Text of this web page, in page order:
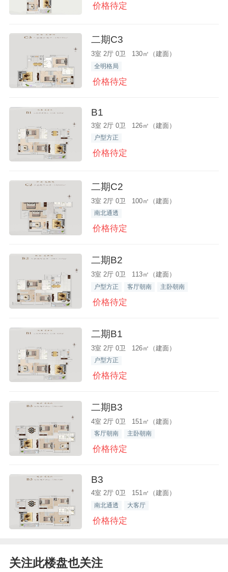
价格待定
二期C3
3室 2厅 0卫 130㎡（建面）
全明格局
价格待定
B1
3室 2厅 0卫 126㎡（建面）
户型方正
价格待定
二期C2
3室 2厅 0卫 100㎡（建面）
南北通透
价格待定
二期B2
3室 2厅 0卫 113㎡（建面）
户型方正 客厅朝南 主卧朝南
价格待定
二期B1
3室 2厅 0卫 126㎡（建面）
户型方正
价格待定
二期B3
4室 2厅 0卫 151㎡（建面）
客厅朝南 主卧朝南
价格待定
B3
4室 2厅 0卫 151㎡（建面）
南北通透 大客厅
价格待定
关注此楼盘也关注